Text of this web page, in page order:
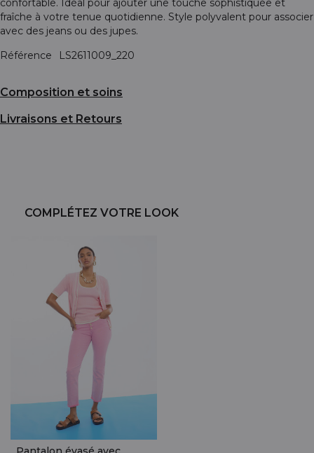
confortable. Idéal pour ajouter une touche sophistiquée et
fraîche à votre tenue quotidienne. Style polyvalent pour associer
avec des jeans ou des jupes.
Référence
LS2611009_220
Composition et soins
Livraisons et Retours
COMPLÉTEZ VOTRE LOOK